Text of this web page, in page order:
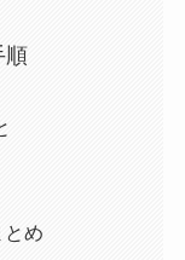
順
め